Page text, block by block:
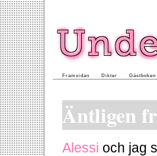
Framsidan Dikter Gästboken
Äntligen
Alessi och jag